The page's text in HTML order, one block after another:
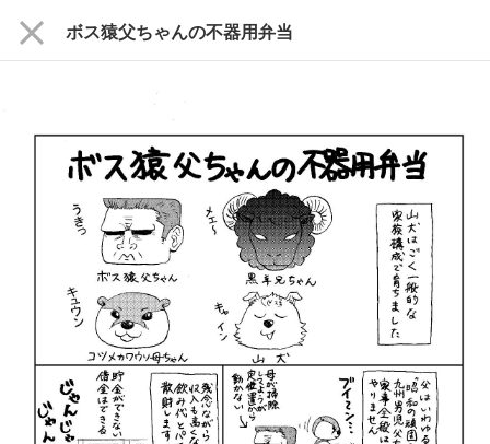
close ボス猿父ちゃんの不器用弁当